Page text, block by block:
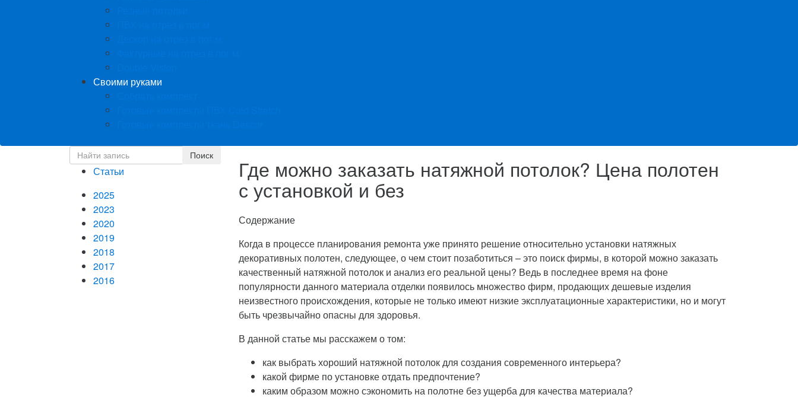
Своими руками
Статьи
2025
2023
2020
2019
2018
2017
2016
Где можно заказать натяжной потолок? Цена полотен
с установкой и без
Содержание
Когда в процессе планирования ремонта уже принято решение относительно установки натяжных
декоративных полотен, следующее, о чем стоит позаботиться – это поиск фирмы, в которой можно заказать
качественный натяжной потолок и анализ его реальной цены? Ведь в последнее время на фоне
популярности данного материала отделки появилось множество фирм, продающих дешевые изделия
неизвестного происхождения, которые не только имеют низкие эксплуатационные характеристики, но и могут
быть чрезвычайно опасны для здоровья.
В данной статье мы расскажем о том:
как выбрать хороший натяжной потолок для создания современного интерьера?
какой фирме по установке отдать предпочтение?
каким образом можно сэкономить на полотне без ущерба для качества материала?